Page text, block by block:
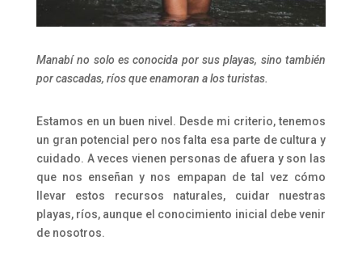
Manabí no solo es conocida por sus playas, sino también
por cascadas, ríos que enamoran a los turistas.
Estamos en un buen nivel. Desde mi criterio, tenemos
un gran potencial pero nos falta esa parte de cultura y
cuidado. A veces vienen personas de afuera y son las
que nos enseñan y nos empapan de tal vez cómo
llevar estos recursos naturales, cuidar nuestras
playas, ríos, aunque el conocimiento inicial debe venir
de nosotros.